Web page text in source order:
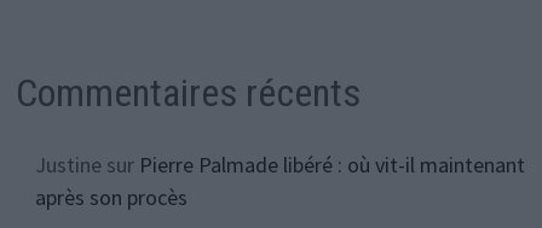
Commentaires récents
Justinesur Pierre Palmade libéré : où vit-il maintenant
après son procès